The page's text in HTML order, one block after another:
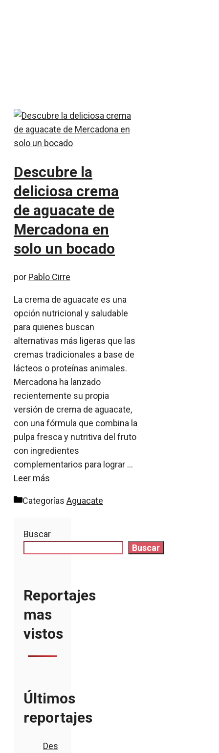
Descubre la
deliciosa crema
de aguacate de
Mercadona en
solo un bocado
por Pablo Cirre
La crema de aguacate es una
opción nutricional y saludable
para quienes buscan
alternativas más ligeras que las
cremas tradicionales a base de
lácteos o proteínas animales.
Mercadona ha lanzado
recientemente su propia
versión de crema de aguacate,
con una fórmula que combina la
pulpa fresca y nutritiva del fruto
con ingredientes
complementarios para lograr …
Leer más
Categorías Aguacate
Buscar
Buscar
Reportajes
mas
vistos
Últimos
reportajes
Des